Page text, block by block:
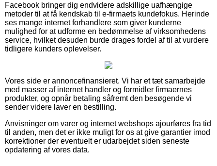
Facebook bringer dig endvidere adskillige uafhængige
metoder til at få kendskab til e-firmaets kundefokus. Herinde
ses mange internet forhandlere som giver kunderne
mulighed for at udforme en bedømmelse af virksomhedens
service, hvilket desuden burde drages fordel af til at vurdere
tidligere kunders oplevelser.
Vores side er annoncefinansieret. Vi har et tæt samarbejde
med masser af internet handler og formidler firmaernes
produkter, og opnår betaling såfremt den besøgende vi
sender videre laver en bestilling.
Anvisninger om varer og internet webshops ajourføres fra tid
til anden, men det er ikke muligt for os at give garantier imod
korrektioner der eventuelt er udarbejdet siden seneste
opdatering af vores data.